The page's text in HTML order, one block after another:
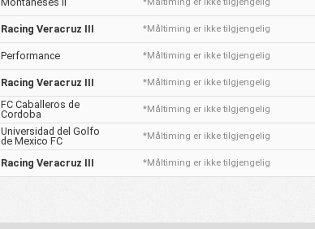
*Måltiming er ikke tilgjengelig
Racing Veracruz III *Måltiming er ikke tilgjengelig
Performance *Måltiming er ikke tilgjengelig
Racing Veracruz III *Måltiming er ikke tilgjengelig
FC Caballeros de
Cordoba
*Måltiming er ikke tilgjengelig
Universidad del Golfo
de Mexico FC
*Måltiming er ikke tilgjengelig
Racing Veracruz III *Måltiming er ikke tilgjengelig